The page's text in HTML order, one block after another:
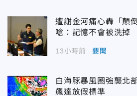
遭謝金河痛心轟「顛
嗆：記憶不會被洗掉
13小時前 要聞
白海豚暴風圈強襲北
飆達放假標準